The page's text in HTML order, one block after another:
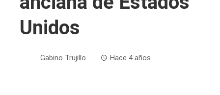
Unidos
Gabino Trujillo Hace 4 años